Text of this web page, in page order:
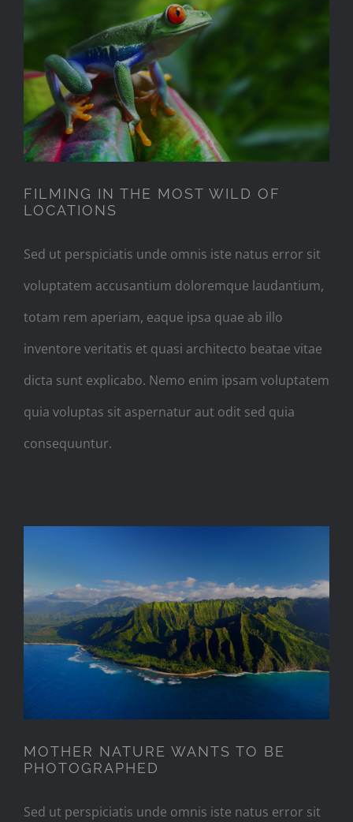
FILMING IN THE MOST WILD
OF LOCATIONS
FILMING IN THE MOST WILD OF
LOCATIONS
Sed ut perspiciatis unde omnis iste natus error sit
voluptatem accusantium doloremque laudantium,
totam rem aperiam, eaque ipsa quae ab illo
inventore veritatis et quasi architecto beatae vitae
dicta sunt explicabo. Nemo enim ipsam voluptatem
quia voluptas sit aspernatur aut odit sed quia
consequuntur.
MOTHER NATURE WANTS TO
BE PHOTOGRAPHED
MOTHER NATURE WANTS TO BE
PHOTOGRAPHED
Sed ut perspiciatis unde omnis iste natus error sit